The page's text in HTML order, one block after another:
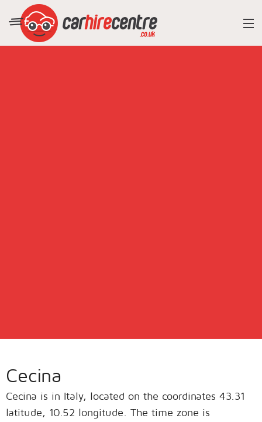
Cecina
Cecina is in Italy, located on the coordinates 43.31
latitude, 10.52 longitude. The time zone is